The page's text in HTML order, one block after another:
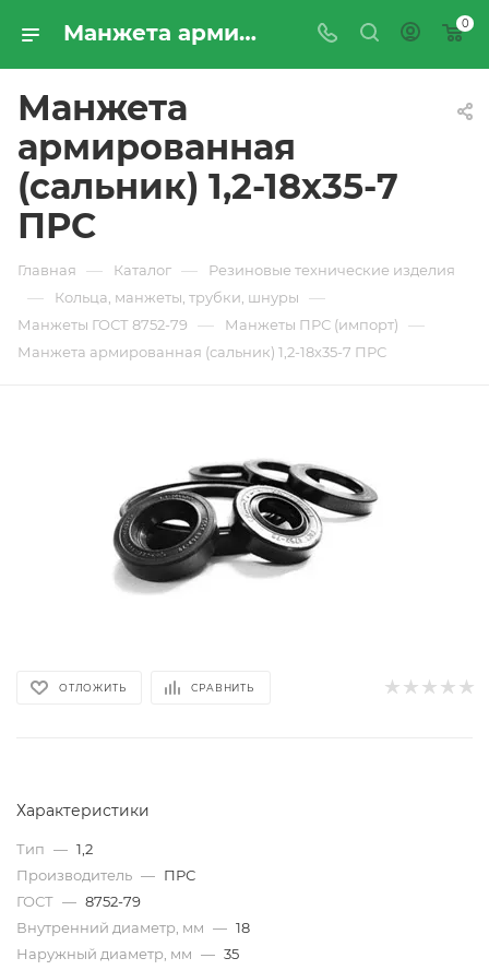
Манжета армированная (сальник) 1,2-18х35-7 ПРС - купить по цене производителя с доставкой по Москве и России | ПРОМРЕСУРССЕРВИС 0
Манжета
армированная
(сальник) 1,2-18х35-7
ПРС
Главная — Каталог — Резиновые технические изделия
— Кольца, манжеты, трубки, шнуры —
Манжеты ГОСТ 8752-79 — Манжеты ПРС (импорт) —
Манжета армированная (сальник) 1,2-18х35-7 ПРС
ОТЛОЖИТЬ СРАВНИТЬ
Характеристики
Тип — 1,2
Производитель — ПРС
ГОСТ — 8752-79
Внутренний диаметр, мм — 18
Наружный диаметр, мм — 35